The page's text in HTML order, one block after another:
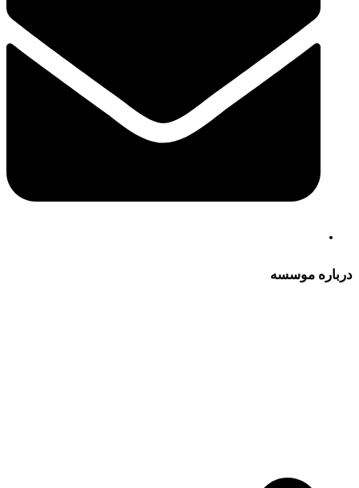
درباره موسسه